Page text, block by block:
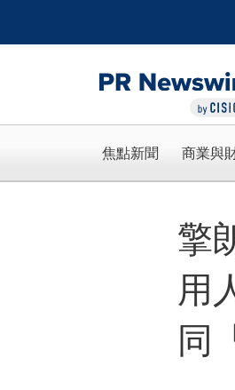
焦點新聞 商業與
擎
用
同